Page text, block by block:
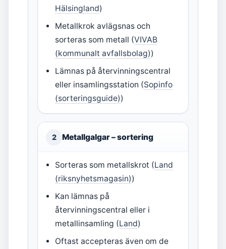
Hälsingland)
Metallkrok avlägsnas och
sorteras som metall (VIVAB
(kommunalt avfallsbolag))
Lämnas på återvinningscentral
eller insamlingsstation (Sopinfo
(sorteringsguide))
2 Metallgalgar – sortering
Sorteras som metallskrot (Land
(riksnyhetsmagasin))
Kan lämnas på
återvinningscentral eller i
metallinsamling (Land)
Oftast accepteras även om de